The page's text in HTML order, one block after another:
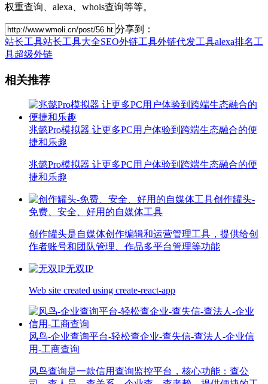
权重查询、alexa、whois查询等等。
分享到：
站长工具站长工具大全SEO外链工具外链代发工具alexa排名工
具超级外链
相关推荐
兆懿Pro模拟器 让更多PC用户体验到跨端生态融合的便
捷和乐趣
兆懿Pro模拟器 让更多PC用户体验到跨端生态融合的便
捷和乐趣
创作罐头-
免费、安全、好用的自媒体工具
创作罐头是自媒体创作编辑和运营管理工具，提供给创
作者账号和团队管理、作品多平台管理等功能
无双IP
Web site created using create-react-app
风鸟-企业查询平台-轻松查企业-查失信-查法人-企业信
用-工商查询
风鸟查询是一款信用查询监控平台，核心功能：查公